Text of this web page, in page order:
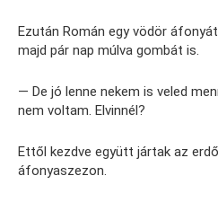
Ezután Román egy vödör
majd pár nap múlva gombát is.
— De jó lenne nekem is veled
nem voltam. Elvinnél?
Ettől kezdve együtt jártak az
áfonyaszezon.